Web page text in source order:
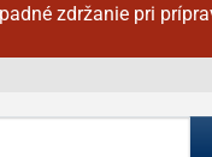
zdržanie pri